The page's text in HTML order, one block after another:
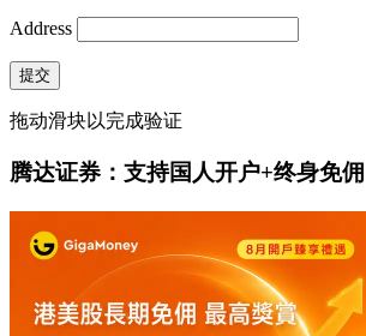
Address
提交
拖动滑块以完成验证
腾达证券：支持国人开户+终身免佣